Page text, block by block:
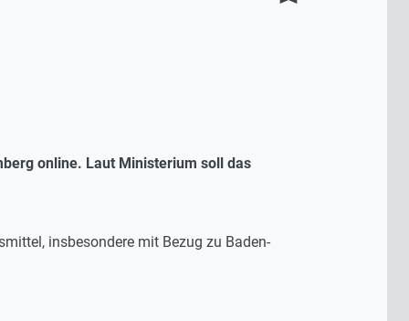
online. Laut Ministerium soll das
insbesondere mit Bezug zu Baden-